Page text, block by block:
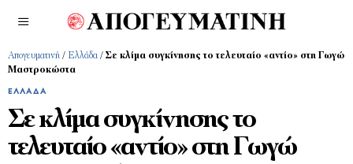
Απογευματινή / Ελλάδα / Σε κλίμα συγκίνησης το τελευταίο «αντίο» στη Γωγώ
Μαστροκώστα
ΕΛΛΆΔΑ
Σε κλίμα συγκίνησης το
τελευταίο «αντίο» στη Γωγώ